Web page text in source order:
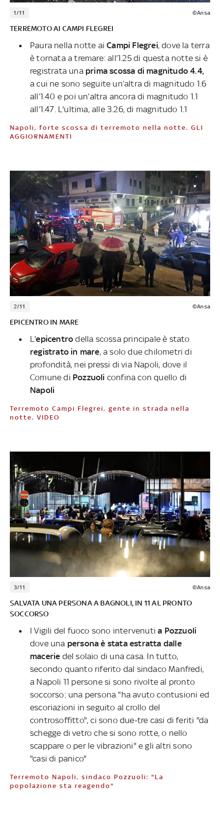
1/11 ©Ansa
TERREMOTO AI CAMPI FLEGREI
Paura nella notte aiCampi Flegrei, dove la terra
è tornata a tremare: all’1.25 di questa notte si è
registrata una prima scossa di magnitudo 4.4,
a cui ne sono seguite un’altra di magnitudo 1.6
all’1.40 e poi un’altra ancora di magnitudo 1.1
all’1.47. L'ultima, alle 3.26, di magnitudo 1.1
Napoli, forte scossa di terremoto nella notte. GLI
AGGIORNAMENTI
2/11 ©Ansa
EPICENTRO IN MARE
L'epicentrodella scossa principale è stato
registrato in mare, a solo due chilometri di
profondità, nei pressi di via Napoli, dove il
Comune di Pozzuoli confina con quello di
Napoli
Terremoto Campi Flegrei, gente in strada nella
notte. VIDEO
3/11 ©Ansa
SALVATA UNA PERSONA A BAGNOLI, IN 11 AL PRONTO
SOCCORSO
I Vigili del fuoco sono intervenutia Pozzuoli
dove una persona è stata estratta dalle
macerie del solaio di una casa. In tutto,
secondo quanto riferito dal sindaco Manfredi,
a Napoli 11 persone si sono rivolte al pronto
soccorso: una persona "ha avuto contusioni ed
escoriazioni in seguito al crollo del
controsoffitto", ci sono due-tre casi di feriti "da
schegge di vetro che si sono rotte, o nello
scappare o per le vibrazioni" e gli altri sono
"casi di panico"
Terremoto Napoli, sindaco Pozzuoli: "La
popolazione sta reagendo"